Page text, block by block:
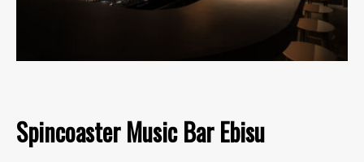
Spincoaster Music Bar Ebisu